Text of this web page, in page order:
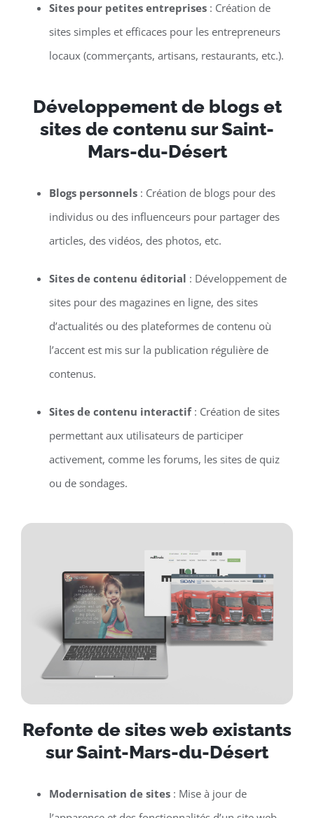
Sites pour petites entreprises: Création de
sites simples et efficaces pour les entrepreneurs
locaux (commerçants, artisans, restaurants, etc.).
Développement de blogs et
sites de contenu sur Saint-
Mars-du-Désert
Blogs personnels: Création de blogs pour des
individus ou des influenceurs pour partager des
articles, des vidéos, des photos, etc.
Sites de contenu éditorial : Développement de
sites pour des magazines en ligne, des sites
d’actualités ou des plateformes de contenu où
l’accent est mis sur la publication régulière de
contenus.
Sites de contenu interactif: Création de sites
permettant aux utilisateurs de participer
activement, comme les forums, les sites de quiz
ou de sondages.
Refonte de sites web existants
sur Saint-Mars-du-Désert
Modernisation de sites: Mise à jour de